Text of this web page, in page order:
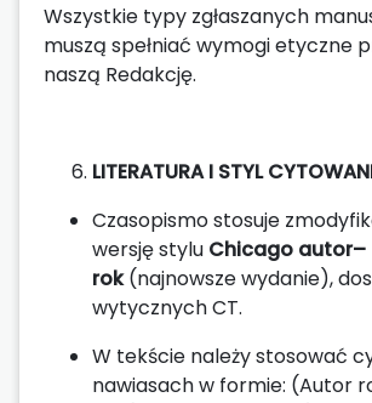
Wszystkie typy zgłaszanych
muszą spełniać wymogi etyczne
naszą Redakcję.
LITERATURA I STYL
Czasopismo stosuje
wersję stylu Chicago autor–
rok(najnowsze wydanie),
wytycznych CT.
W tekście należy stosować
nawiasach w formie: (Autor